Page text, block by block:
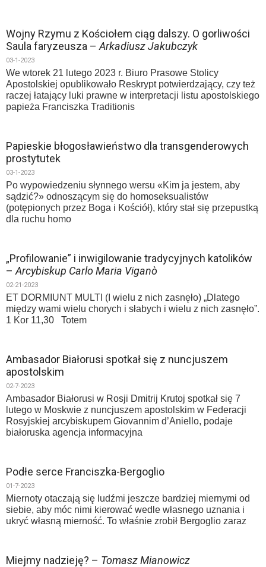
Wojny Rzymu z Kościołem ciąg dalszy. O gorliwości
Saula faryzeusza – Arkadiusz Jakubczyk
03-1-2023
We wtorek 21 lutego 2023 r. Biuro Prasowe Stolicy
Apostolskiej opublikowało Reskrypt potwierdzający, czy też
raczej łatający luki prawne w interpretacji listu apostolskiego
papieża Franciszka Traditionis
Papieskie błogosławieństwo dla transgenderowych
prostytutek
03-1-2023
Po wypowiedzeniu słynnego wersu «Kim ja jestem, aby
sądzić?» odnoszącym się do homoseksualistów
(potępionych przez Boga i Kościół), który stał się przepustką
dla ruchu homo
„Profilowanie” i inwigilowanie tradycyjnych katolików
– Arcybiskup Carlo Maria Viganò
02-21-2023
ET DORMIUNT MULTI (I wielu z nich zasnęło) „Dlatego
między wami wielu chorych i słabych i wielu z nich zasnęło”.
1 Kor 11,30 Totem
Ambasador Białorusi spotkał się z nuncjuszem
apostolskim
02-7-2023
Ambasador Białorusi w Rosji Dmitrij Krutoj spotkał się 7
lutego w Moskwie z nuncjuszem apostolskim w Federacji
Rosyjskiej arcybiskupem Giovannim d’Aniello, podaje
białoruska agencja informacyjna
Podłe serce Franciszka-Bergoglio
01-7-2023
Miernoty otaczają się ludźmi jeszcze bardziej miernymi od
siebie, aby móc nimi kierować wedle własnego uznania i
ukryć własną mierność. To właśnie zrobił Bergoglio zaraz
Miejmy nadzieję? – Tomasz Mianowicz